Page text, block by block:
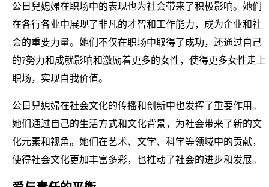
公日兒媳婦在职场中的表现也为社会带来了积极影响。她们
在各行各业中展现了非凡的才智和工作能力，成为企业和社
会的重要力量。她们不仅在职场中取得了成功，还通过自己
的?努力和成就影响和激励着更多的女性，使得更多女性走上
职场，实现自我价值。
公日兒媳婦在社会文化的传播和创新中也发挥了重要作用。
她们通过自己的生活方式和文化背景，为社会带来了新的文
化元素和视角。她们在艺术、文学、科学等领域中的贡献，
使得社会文化更加丰富多彩，也推动了社会的进步和发展。